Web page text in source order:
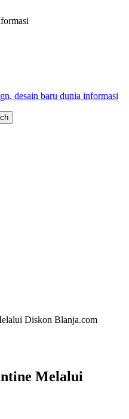
desain baru dunia informasi
Diskon Blanja.com
Melalui